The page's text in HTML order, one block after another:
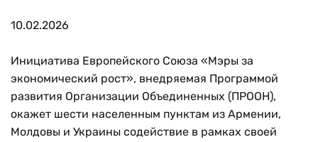
10.02.2026
Инициатива Европейского Союза «Мэры за
экономический рост», внедряемая Программой
развития Организации Объединенных (ПРООН),
окажет шести населенным пунктам из Армении,
Молдовы и Украины содействие в рамках своей